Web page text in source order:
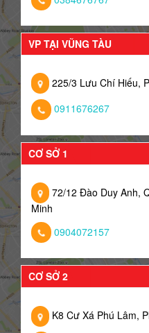
VP TẠI VŨNG TÀU
225/3 Lưu Chí Hiếu,
0911676267
CƠ SỞ 1
72/12 Đào Duy Anh,
Minh
0904072157
CƠ SỞ 2
K8 Cư Xá Phú Lâm,